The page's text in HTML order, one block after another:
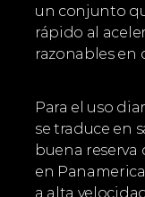
un conjunto
rápido al
razonables en
Para el uso
se traduce en
buena
en
a alta